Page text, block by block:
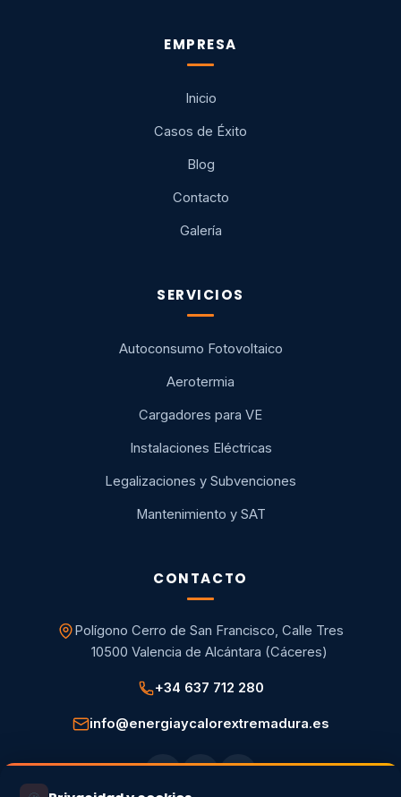
EMPRESA
Inicio
Casos de Éxito
Blog
Contacto
Galería
SERVICIOS
Autoconsumo Fotovoltaico
Aerotermia
Cargadores para VE
Instalaciones Eléctricas
Legalizaciones y Subvenciones
Mantenimiento y SAT
CONTACTO
Polígono Cerro de San Francisco, Calle Tres
10500 Valencia de Alcántara (Cáceres)
+34 637 712 280
info@energiaycalorextremadura.es